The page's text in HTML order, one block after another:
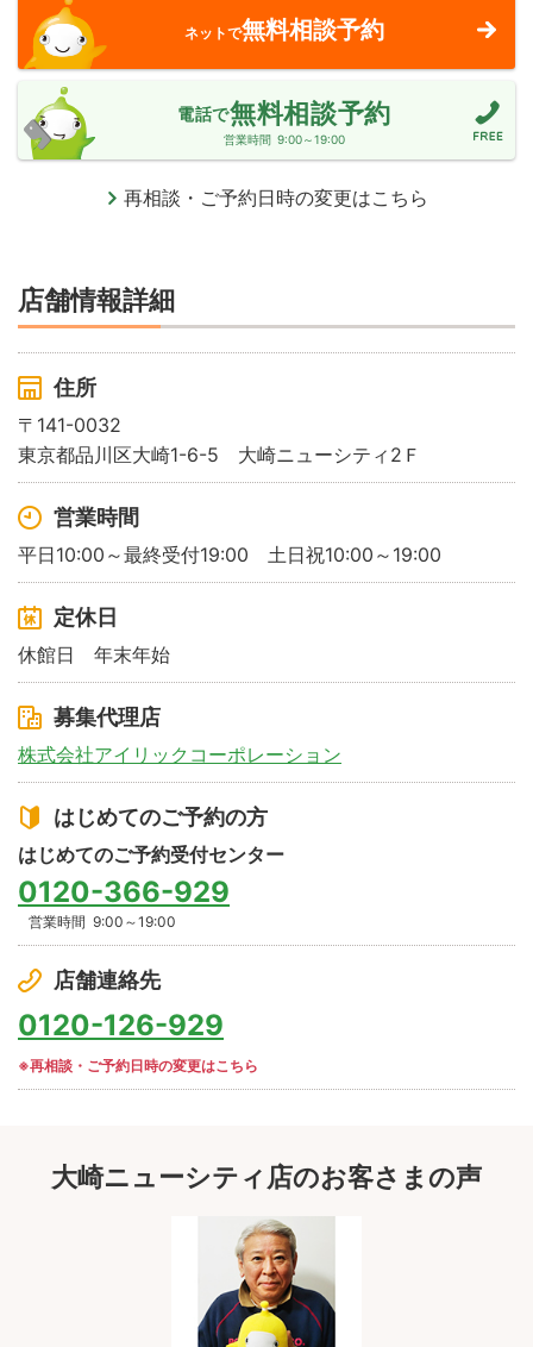
ネットで無料相談予約
電話で無料相談予約
営業時間 9:00～19:00
再相談・ご予約日時の変更はこちら
店舗情報詳細
住所
〒141-0032
東京都品川区大崎1-6-5 大崎ニューシティ2Ｆ
営業時間
平日10:00～最終受付19:00 土日祝10:00～19:00
定休日
休館日 年末年始
募集代理店
株式会社アイリックコーポレーション
はじめてのご予約の方
はじめてのご予約受付センター
0120-366-929
営業時間 9:00～19:00
店舗連絡先
0120-126-929
※再相談・ご予約日時の変更はこちら
大崎ニューシティ店のお客さまの声